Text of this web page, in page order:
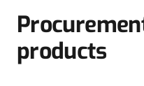
products